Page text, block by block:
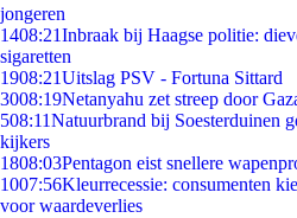
jongeren
1408:21Inbraak bij Haagse politie:
sigaretten
1908:21Uitslag PSV - Fortuna Sittard
3008:19Netanyahu zet streep door
508:11Natuurbrand bij Soesterduinen
kijkers
1808:03Pentagon eist snellere
1007:56Kleurrecessie: consumenten
voor waardeverlies